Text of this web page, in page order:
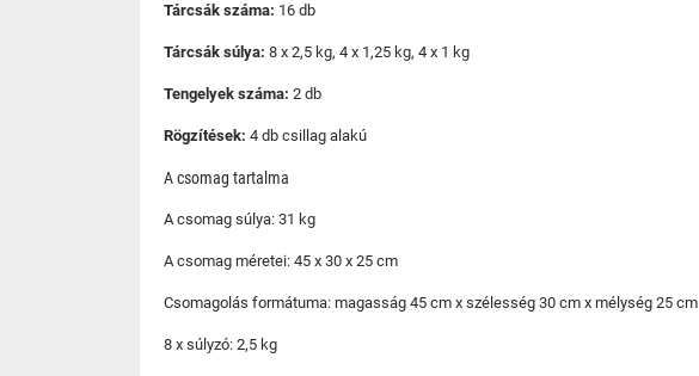
Tárcsák száma: 16 db
Tárcsák súlya: 8 x 2,5 kg, 4 x 1,25 kg, 4 x 1 kg
Tengelyek száma: 2 db
Rögzítések: 4 db csillag alakú
A csomag tartalma
A csomag súlya: 31 kg
A csomag méretei: 45 x 30 x 25 cm
Csomagolás formátuma: magasság 45 cm x szélesség 30 cm x mélység 25 cm
8 x súlyzó: 2,5 kg